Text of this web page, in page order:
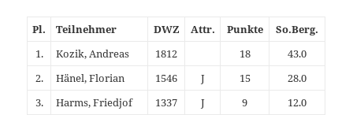
Pl. Teilnehmer DWZ Attr. Punkte
So.Berg.
1.
Kozik, Andreas 1812 18
43.0
2.
Hänel, Florian 1546 J 15
28.0
3.
Harms, Friedjof 1337 J 9
12.0